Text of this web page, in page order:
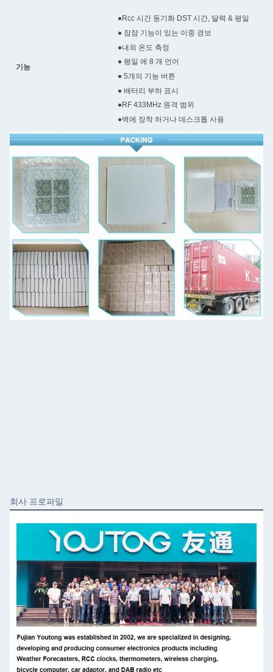
기능
●Rcc 시간 동기화 DST 시간, 달력 & 평일
● 잠잠 기능이 있는 이중 경보
●내외 온도 측정
● 평일 에 8 개 언어
● 5개의 기능 버튼
● 배터리 부하 표시
●RF 433MHz 원격 범위
●벽에 장착 하거나 데스크톱 사용
회사 프로파일